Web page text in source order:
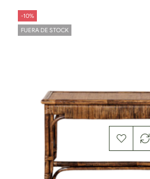
-10%
FUERA DE STOCK